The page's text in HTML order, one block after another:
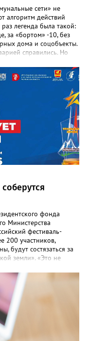
сети» не
алгоритм действий
легенда была такой:
за «бортом» -10, без
дома и соцобъекты.
справились. Но
компании
сети
с
и иными службами»,
ГЖИ Ирина
в
слаженно. И
до конечных
фонда
Министерства
фестиваль-
200 участников,
будут состязаться за
земли». «Это не
от ведущих
прошлых лет и
Вход на все
В 2025 году в
городов
Оренбургской
округа и
звездой стал